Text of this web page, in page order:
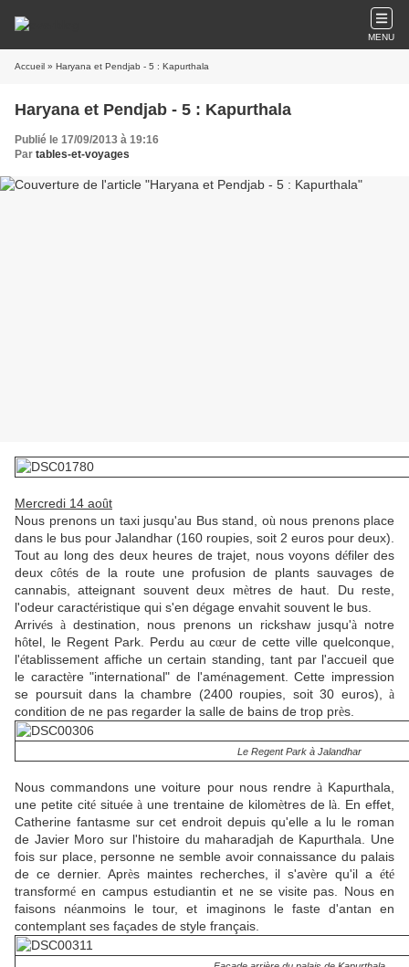
MENU
Accueil » Haryana et Pendjab - 5 : Kapurthala
Haryana et Pendjab - 5 : Kapurthala
Publié le 17/09/2013 à 19:16
Par tables-et-voyages
Mercredi 14 août
Nous prenons un taxi jusqu'au Bus stand, où nous prenons place
dans le bus pour Jalandhar (160 roupies, soit 2 euros pour deux).
Tout au long des deux heures de trajet, nous voyons défiler des
deux côtés de la route une profusion de plants sauvages de
cannabis, atteignant souvent deux mètres de haut. Du reste,
l'odeur caractéristique qui s'en dégage envahit souvent le bus.
Arrivésà destination, nous prenons un rickshaw jusqu'ànotre
hôtel, le Regent Park. Perdu au cœur de cette ville quelconque,
l'établissement affiche un certain standing, tant par l'accueil que
le caractère "international" de l'aménagement. Cette impression
se poursuit dans la chambre (2400 roupies, soit 30 euros), à
condition de ne pas regarder la salle de bains de trop près.
Le Regent Park à Jalandhar
Nous commandons une voiture pour nous rendre àKapurthala,
une petite citésituéeà une trentaine de kilomètres de là . En effet,
Catherine fantasme sur cet endroit depuis qu'elle a lu le roman
de Javier Moro sur l'histoire du maharadjah de Kapurthala. Une
fois sur place, personne ne semble avoir connaissance du palais
de ce dernier. Après maintes recherches, il s'avère qu'il aété
transformé en campus estudiantin et ne se visite pas. Nous en
faisons néanmoins le tour, et imaginons le faste d'antan en
contemplant ses façades de style français.